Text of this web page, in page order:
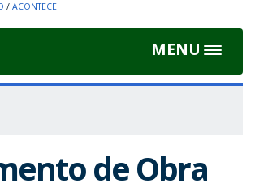
/ ACONTECE
MENU
Toggle
de Obra